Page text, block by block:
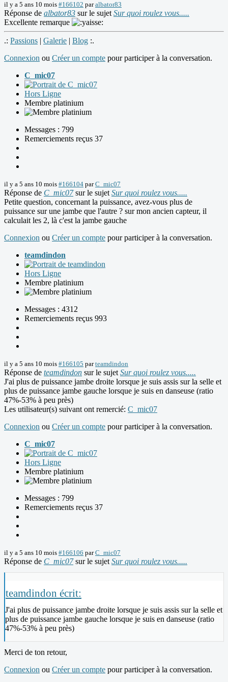
il y a 5 ans 10 mois #166102 paralbator83
Réponse de albator83 sur le sujet Sur quoi roulez vous.....
Excellente remarque
.: Passions | Galerie | Blog :.
Connexion ou Créer un compte pour participer à la conversation.
C_mic07
Hors Ligne
Membre platinium
Messages : 799
Remerciements reçus 37
il y a 5 ans 10 mois #166104 parC_mic07
Réponse de C_mic07sur le sujet Sur quoi roulez vous.....
Petite question, concernant la puissance, avez-vous plus de
puissance sur une jambe que l'autre ? sur mon ancien capteur, il
calculait les 2, là c'est la jambe gauche
Connexion ou Créer un compte pour participer à la conversation.
teamdindon
Hors Ligne
Membre platinium
Messages : 4312
Remerciements reçus 993
il y a 5 ans 10 mois #166105 parteamdindon
Réponse de teamdindon sur le sujet Sur quoi roulez vous.....
J'ai plus de puissance jambe droite lorsque je suis assis sur la selle et
plus de puissance jambe gauche lorsque je suis en danseuse (ratio
47%-53% à peu près)
Les utilisateur(s) suivant ont remercié: C_mic07
Connexion ou Créer un compte pour participer à la conversation.
C_mic07
Hors Ligne
Membre platinium
Messages : 799
Remerciements reçus 37
il y a 5 ans 10 mois #166106 parC_mic07
Réponse de C_mic07sur le sujet Sur quoi roulez vous.....
teamdindon écrit:
J'ai plus de puissance jambe droite lorsque je suis assis sur la selle et
plus de puissance jambe gauche lorsque je suis en danseuse (ratio
47%-53% à peu près)
Merci de ton retour,
Connexion ou Créer un compte pour participer à la conversation.